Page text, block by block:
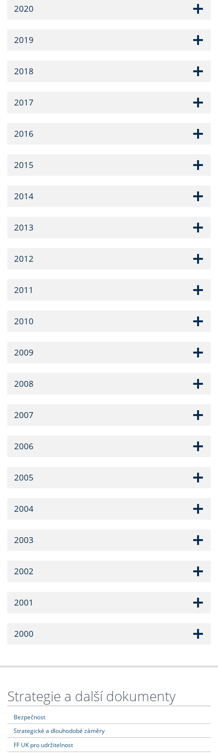
2020
2019
2018
2017
2016
2015
2014
2013
2012
2011
2010
2009
2008
2007
2006
2005
2004
2003
2002
2001
2000
Strategie a další dokumenty
Bezpečnost
Strategické a dlouhodobé záměry
FF UK pro udržitelnost